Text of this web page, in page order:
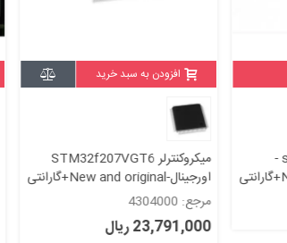
میکروکنترلر stm32f765vit6 -
افزودن به سبد خرید
میکروکنترلر STM32f207VGT6
اورجینال-New and original+گارانتی
مرجع: 4304000
23,791,000 ریال